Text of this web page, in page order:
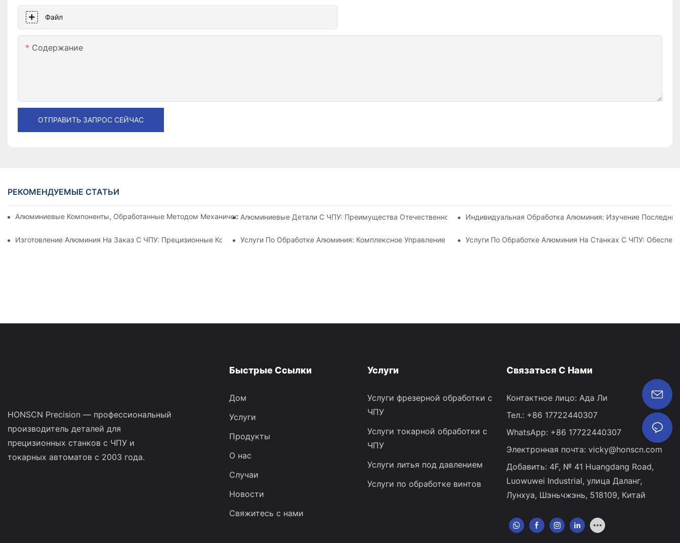
Файл
Содержание
ОТПРАВИТЬ ЗАПРОС СЕЙЧАС
РЕКОМЕНДУЕМЫЕ СТАТЬИ
Алюминиевые Компоненты, Обработанные Методом Механической Обработки: Индивидуальная Адаптация Для Нишевых Рынков
Алюминиевые Детали С ЧПУ: Преимущества Отечественного ПроизводстваИндивидуальная Обработка Алюминия: Изучение
Изготовление Алюминия На Заказ С ЧПУ: Прецизионные Компоненты Для Промышленной Автоматизации
Услуги По Обработке Алюминия: Комплексное Управление ПроектамиУслуги По Обработке Алюминия На Станках С ЧПУ:
HONSCN Precision — профессиональный
производитель деталей для
прецизионных станков с ЧПУ и
токарных автоматов с 2003 года.
Быстрые Ссылки
Дом
Услуги
Продукты
О нас
Случаи
Новости
Свяжитесь с нами
Услуги
Услуги фрезерной обработки с
ЧПУ
Услуги токарной обработки с
ЧПУ
Услуги литья под давлением
Услуги по обработке винтов
Связаться С Нами
Контактное лицо: Ада Ли
Тел.: +86 17722440307
WhatsApp: +86 17722440307
Электронная почта: vicky@honscn.com
Добавить: 4F, ​​№ 41 Huangdang Road,
Luowuwei Industrial, улица Даланг,
Лунхуа, Шэньчжэнь, 518109, Китай